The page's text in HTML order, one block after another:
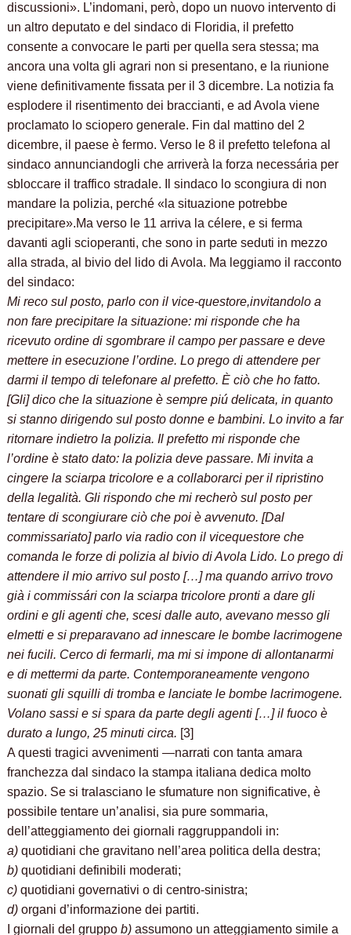
discussioni». L’indomani, però, dopo un nuovo intervento di
un altro deputato e del sindaco di Floridia, il prefetto
consente a convocare le parti per quella sera stessa; ma
ancora una volta gli agrari non si presentano, e la riunione
viene definitivamente fissata per il 3 dicembre. La notizia fa
esplodere il risentimento dei braccianti, e ad Avola viene
proclamato lo sciopero generale. Fin dal mattino del 2
dicembre, il paese è fermo. Verso le 8 il prefetto telefona al
sindaco annunciandogli che arriverà la forza necessária per
sbloccare il traffico stradale. Il sindaco lo scongiura di non
mandare la polizia, perché «la situazione potrebbe
precipitare».Ma verso le 11 arriva la célere, e si ferma
davanti agli scioperanti, che sono in parte seduti in mezzo
alla strada, al bivio del lido di Avola. Ma leggiamo il racconto
del sindaco:
Mi reco sul posto, parlo con il vice-questore,invitandolo a
non fare precipitare la situazione: mi risponde che ha
ricevuto ordine di sgombrare il campo per passare e deve
mettere in esecuzione l’ordine. Lo prego di attendere per
darmi il tempo di telefonare al prefetto. È ciò che ho fatto.
[Gli] dico che la situazione è sempre piú delicata, in quanto
si stanno dirigendo sul posto donne e bambini. Lo invito a far
ritornare indietro la polizia. Il prefetto mi risponde che
l’ordine è stato dato: la polizia deve passare. Mi invita a
cingere la sciarpa tricolore e a collaborarci per il ripristino
della legalità. Gli rispondo che mi recherò sul posto per
tentare di scongiurare ciò che poi è avvenuto. [Dal
commissariato] parlo via radio con il vicequestore che
comanda le forze di polizia al bivio di Avola Lido. Lo prego di
attendere il mio arrivo sul posto […] ma quando arrivo trovo
già i commissári con la sciarpa tricolore pronti a dare gli
ordini e gli agenti che, scesi dalle auto, avevano messo gli
elmetti e si preparavano ad innescare le bombe lacrimogene
nei fucili. Cerco di fermarli, ma mi si impone di allontanarmi
e di mettermi da parte. Contemporaneamente vengono
suonati gli squilli di tromba e lanciate le bombe lacrimogene.
Volano sassi e si spara da parte degli agenti […] il fuoco è
durato a lungo, 25 minuti circa. [3]
A questi tragici avvenimenti —narrati con tanta amara
franchezza dal sindaco la stampa italiana dedica molto
spazio. Se si tralasciano le sfumature non significative, è
possibile tentare un’analisi, sia pure sommaria,
dell’atteggiamento dei giornali raggruppandoli in:
a) quotidiani che gravitano nell’area politica della destra;
b) quotidiani definibili moderati;
c) quotidiani governativi o di centro-sinistra;
d) organi d’informazione dei partiti.
I giornali del gruppob) assumono un atteggiamento simile a